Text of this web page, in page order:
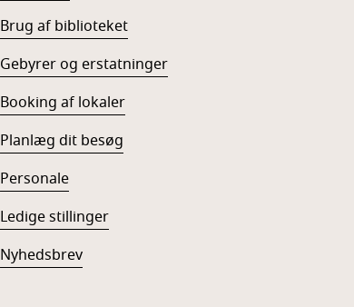
Brug af biblioteket
Gebyrer og erstatninger
Booking af lokaler
Planlæg dit besøg
Personale
Ledige stillinger
Nyhedsbrev